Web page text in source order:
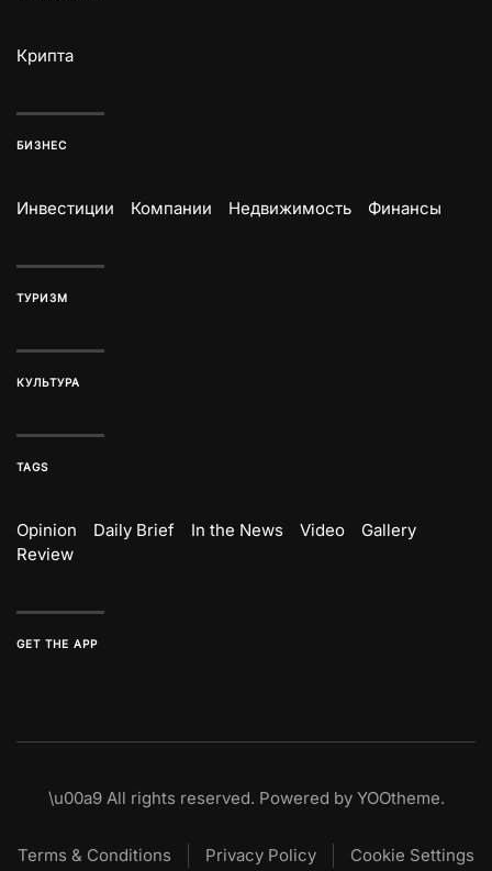
Крипта
БИЗНЕС
Инвестиции Компании Недвижимость Финансы
ТУРИЗМ
КУЛЬТУРА
TAGS
Opinion Daily Brief In the News Video
Gallery
Review
GET THE APP
\u00a9 All rights reserved. Powered by YOOtheme.
Terms & Conditions Privacy Policy Cookie Settings